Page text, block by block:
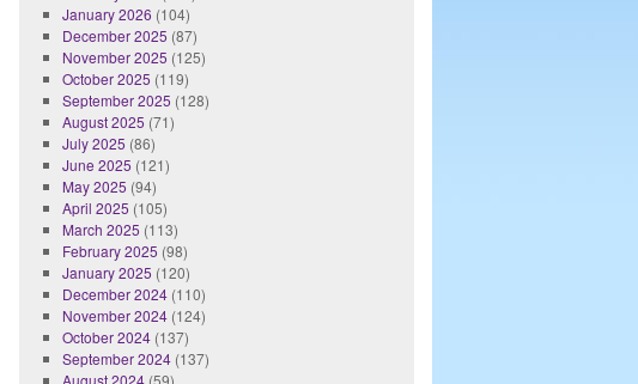
January 2026 (104)
December 2025 (87)
November 2025 (125)
October 2025 (119)
September 2025 (128)
August 2025 (71)
July 2025 (86)
June 2025 (121)
May 2025 (94)
April 2025 (105)
March 2025 (113)
February 2025 (98)
January 2025 (120)
December 2024(110)
November 2024(124)
October 2024(137)
September 2024(137)
August 2024(59)